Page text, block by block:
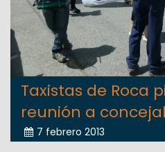
Taxistas de Roca
reunión a
7 febrero 2013